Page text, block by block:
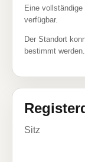
Eine
verfügbar.
Der Standort
bestimmt werden.
Sitz